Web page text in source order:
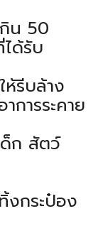
น 50
ด้รับ
ห้รีบล้าง
การระคาย
ก สัตว์
งกระป๋อง